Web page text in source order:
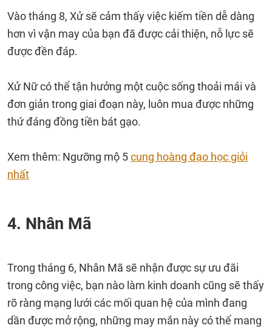
Vào tháng 8, Xử sẽ cảm thấy việc kiếm tiền dễ dàng
hơn vì vận may của bạn đã được cải thiện, nỗ lực sẽ
được đền đáp.
Xử Nữ có thể tận hưởng một cuộc sống thoải mái và
đơn giản trong giai đoạn này, luôn mua được những
thứ đáng đồng tiền bát gạo.
Xem thêm: Ngưỡng mộ 5cung hoàng đạo học giỏi
nhất
4. Nhân Mã
Trong tháng 6, Nhân Mã sẽ nhận được sự ưu đãi
trong công việc, bạn nào làm kinh doanh cũng sẽ thấy
rõ ràng mạng lưới các mối quan hệ của mình đang
dần được mở rộng, những may mắn này có thể mang